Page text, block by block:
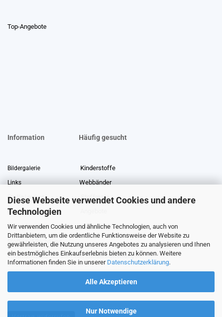
Diese Webseite verwendet Cookies und andere
Technologien
Wir verwenden Cookies und ähnliche Technologien, auch von
Drittanbietern, um die ordentliche Funktionsweise der Website zu
gewährleisten, die Nutzung unseres Angebotes zu analysieren und Ihnen
ein bestmögliches Einkaufserlebnis bieten zu können. Weitere
Informationen finden Sie in unserer Datenschutzerklärung.
Alle Akzeptieren
Nur Notwendige
Top-Angebote
Information Häufig gesucht
Bildergalerie Kinderstoffe
Links Webbänder
Stoffe Lexikon Stoffreste
Über uns
Gewerberabatt Meterware
Stoffe auf Rechnung
Information zur Echtheit von Kundenbewertungen